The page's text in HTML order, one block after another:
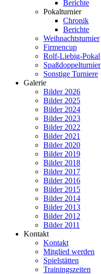
Berichte
Pokalturnier
Chronik
Berichte
Weihnachtsturnier
Firmencup
Rolf-Liebig-Pokal
Spaßdoppelturnier
Sonstige Turniere
Galerie
Bilder 2026
Bilder 2025
Bilder 2024
Bilder 2023
Bilder 2022
Bilder 2021
Bilder 2020
Bilder 2019
Bilder 2018
Bilder 2017
Bilder 2016
Bilder 2015
Bilder 2014
Bilder 2013
Bilder 2012
Bilder 2011
Kontakt
Kontakt
Mitglied werden
Spielstätten
Trainingszeiten